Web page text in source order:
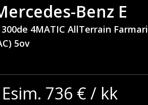
Benz E
300de 4MATIC AllTerrain Farmari
5ov
Esim. 736 € / kk